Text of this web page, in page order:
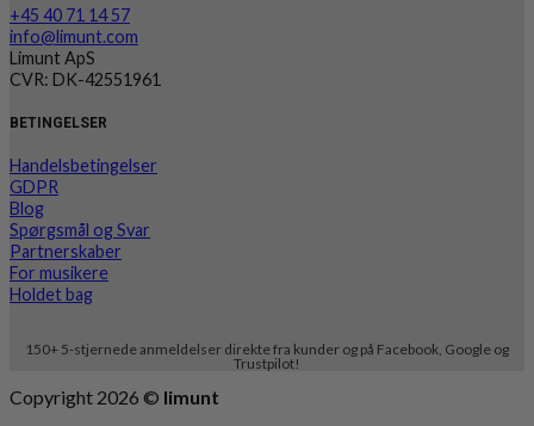
+45 40 71 14 57
info@limunt.com
Limunt ApS
CVR: DK-42551961
BETINGELSER
Handelsbetingelser
GDPR
Blog
Spørgsmål og Svar
Partnerskaber
For musikere
Holdet bag
150+ 5-stjernede anmeldelser direkte fra kunder og på Facebook, Google og
Trustpilot!
Copyright 2026 © limunt